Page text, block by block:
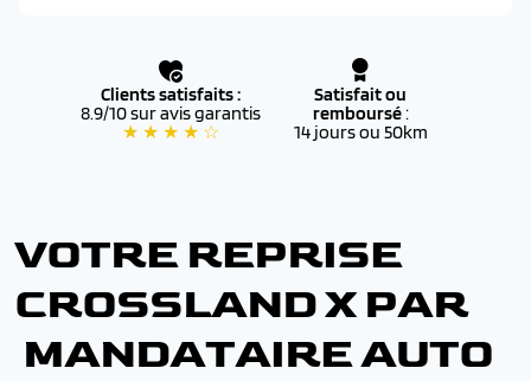
Clients satisfaits :
8.9/10 sur avis garantis
★ ★ ★ ★ ☆
Satisfait ou
remboursé:
14 jours ou 50km
VOTRE REPRISE
CROSSLAND X PAR
MANDATAIRE AUTO